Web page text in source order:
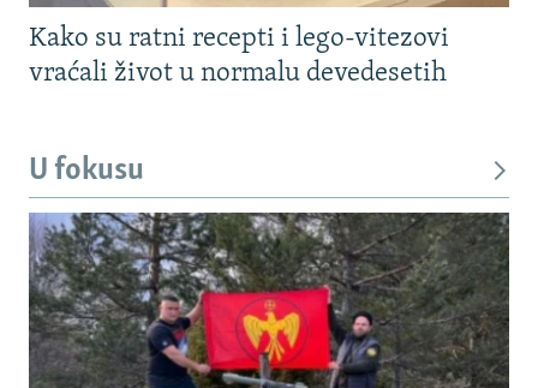
Kako su ratni recepti i lego-vitezovi
vraćali život u normalu devedesetih
U fokusu